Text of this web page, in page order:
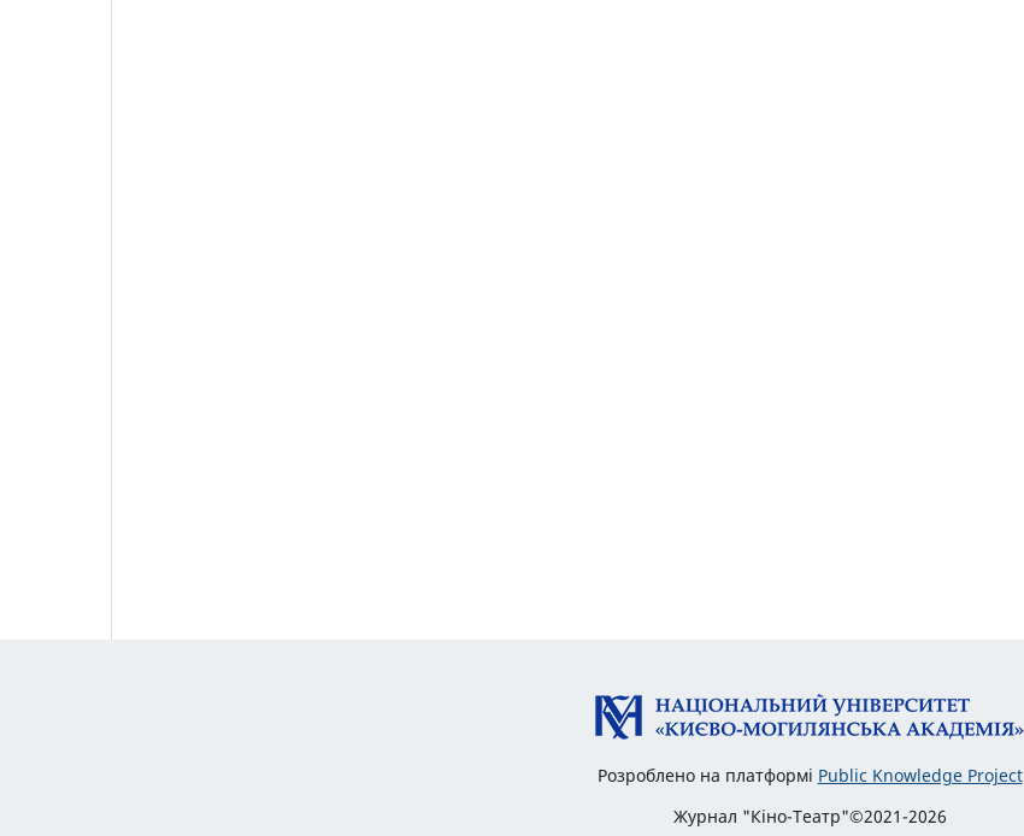
Розроблено на платформі Public Knowledge Project
Журнал "Кіно-Театр"©2021-2026